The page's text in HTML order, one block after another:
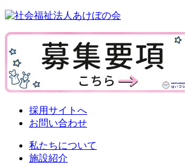
採用サイトへ
お問い合わせ
私たちについて
施設紹介